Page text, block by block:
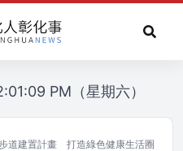
PM（星期六）
道建置計畫 打造綠色健康生活圈